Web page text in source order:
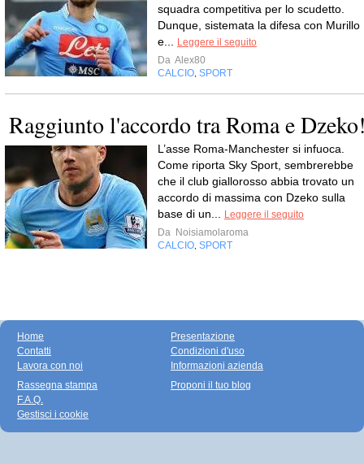
squadra competitiva per lo scudetto.
Dunque, sistemata la difesa con Murillo
e...
Leggere il seguito
Da Alex80
CALCIO SPORT
Raggiunto l'accordo tra Roma e
L’asse Roma-Manchester si infuoca.
Come riporta Sky Sport, sembrerebbe
che il club giallorosso abbia trovato un
accordo di massima con Dzeko sulla
base di un...
Leggere il seguito
Da Noisiamolaroma
CALCIO SPORT
Home
Contatti
Lavora con noi
Presentazione
Condizioni d'uso
Informazioni azienda
Rassegna stampa
F.A.Q.
Gestisci i cookie
Proponi il tuo blog